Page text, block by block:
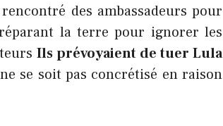
des ambassadeurs pour
la terre pour ignorer les
Ils prévoyaient de tuer Lula
se soit pas concrétisé en raison